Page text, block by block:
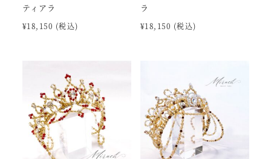
ティアラ
¥18,150 (税込)
ラ
¥18,150 (税込)